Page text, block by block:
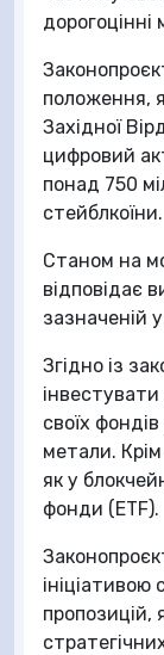
дорогоцінні
положення,
Західної
цифровий
понад 750
стейблкоїни.
Станом на
відповідає
зазначеній
Згідно із
своїх
метали.
як у
фонди (ETF).
пропозицій,